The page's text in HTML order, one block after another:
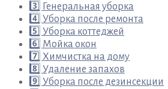
3️⃣ Генеральная уборка
4️⃣ Уборка после ремонта
5️⃣ Уборка коттеджей
6️⃣ Мойка окон
7️⃣ Химчистка на дому
8️⃣ Удаление запахов
9️⃣ Уборка после дезинсекции